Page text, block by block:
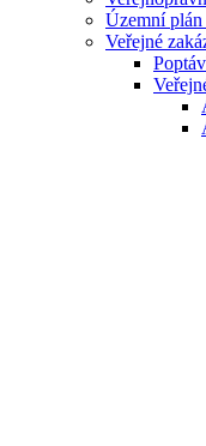
Územní
Veřejné